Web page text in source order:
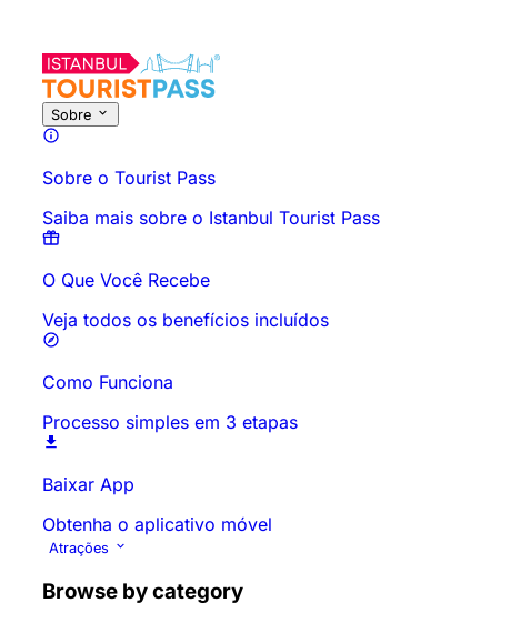
Sobre
Sobre o Tourist Pass
Saiba mais sobre o Istanbul Tourist Pass
O Que Você Recebe
Veja todos os benefícios incluídos
Como Funciona
Processo simples em 3 etapas
Baixar App
Obtenha o aplicativo móvel
Atrações
Browse by category